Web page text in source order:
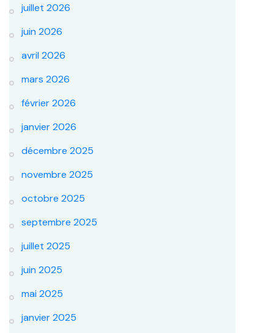
juillet 2026
juin 2026
avril 2026
mars 2026
février 2026
janvier 2026
décembre 2025
novembre 2025
octobre 2025
septembre 2025
juillet 2025
juin 2025
mai 2025
janvier 2025